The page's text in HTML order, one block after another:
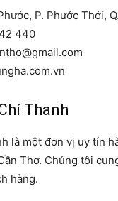
P. Phước Thới,
440
Thanh
là một đơn vị uy tín
Thơ. Chúng tôi
hàng.